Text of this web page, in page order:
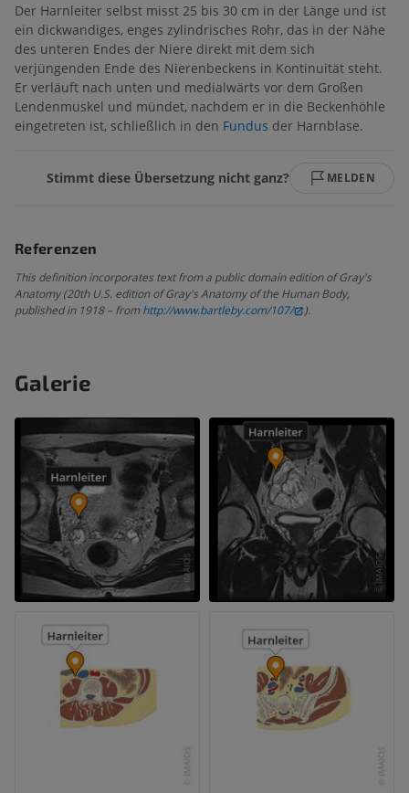
Der Harnleiter selbst misst 25 bis 30 cm in der Länge und ist
ein dickwandiges, enges zylindrisches Rohr, das in der Nähe
des unteren Endes der Niere direkt mit dem sich
verjüngenden Ende des Nierenbeckens in Kontinuität steht.
Er verläuft nach unten und medialwärts vor dem Großen
Lendenmuskel und mündet, nachdem er in die Beckenhöhle
eingetreten ist, schließlich in den Fundus der Harnblase.
Stimmt diese Übersetzung nicht ganz? MELDEN
Referenzen
This definition incorporates text from a public domain edition of Gray's
Anatomy (20th U.S. edition of Gray's Anatomy of the Human Body,
published in 1918 – from http://www.bartleby.com/107/ ).
Galerie